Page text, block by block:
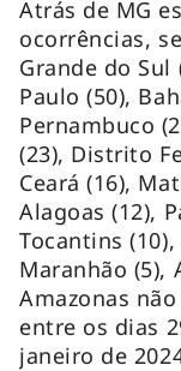
Atrás de MG
ocorrências,
Grande do Sul
Paulo (50),
Pernambuco
(23), Distrito
Ceará (16),
Alagoas (12),
Tocantins
Maranhão (5),
Amazonas
entre os dias
janeiro de